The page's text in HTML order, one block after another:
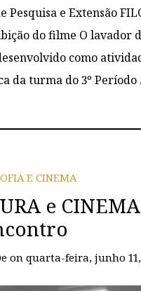
e Extensão
do filme O lavador
como
da turma do 3º
E CINEMA
e
onquarta-feira, junho 11,